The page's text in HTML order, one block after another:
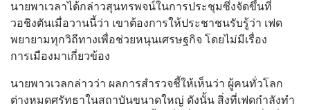
นายพาเวลาได้กล่าวสุนทรพจน์ในการประชุมซึ่งจัดขึ้นที่
วอชิงตันเมื่อวานนี้ว่า เขาต้องการให้ประชาชนรับรู้ว่า เฟด
พยายามทุกวิถีทางเพื่อช่วยหนุนเศรษฐกิจ โดยไม่มีเรื่อง
การเมืองมาเกี่ยวข้อง
นายพาวเวลกล่าวว่า ผลการสำรวจชี้ให้เห็นว่า ผู้คนทั่วโลก
ต่างหมดศรัทธาในสถาบันขนาดใหญ่ ดังนั้น สิ่งที่เฟดกำลังทำ